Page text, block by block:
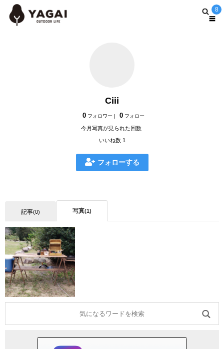
8
Ciii
0フォロワー | 0フォロー
今月写真が見られた回数
いいね数 1
フォローする
記事(0) 写真(1)